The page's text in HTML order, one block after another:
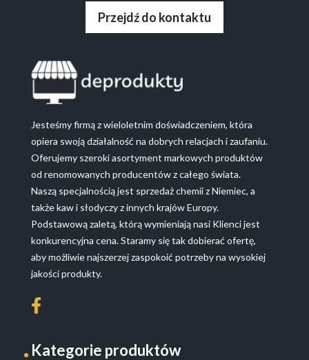
Przejdź do kontaktu
Jesteśmy firmą z wieloletnim doświadczeniem, która
opiera swoją działalność na dobrych relacjach i zaufaniu.
Oferujemy szeroki asortyment markowych produktów
od renomowanych producentów z całego świata.
Naszą specjalnością jest sprzedaż chemii z Niemiec, a
także kaw i słodyczy z innych krajów Europy.
Podstawową zaletą, którą wymieniają nasi Klienci jest
konkurencyjna cena. Staramy się tak dobierać ofertę,
aby możliwie najszerzej zaspokoić potrzeby na wysokiej
jakości produkty.
Kategorie produktów